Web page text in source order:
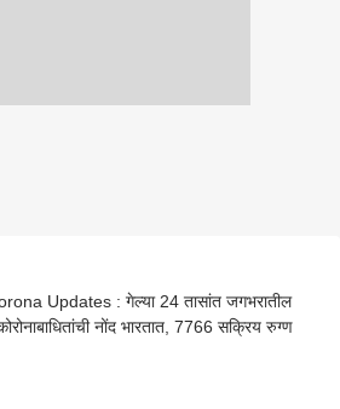
Updates : गेल्या 24 तासांत जगभरातील
नोंद भारतात, 7766 सक्रिय रुग्ण